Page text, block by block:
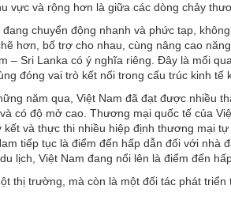
vực và rộng hơn là giữa các dòng chảy
chuyển động nhanh và phức tạp,
hơn, bố trợ cho nhau, cùng nâng cao
– Sri Lanka có ý nghĩa riêng. Đây là mối
đóng vai trò kết nối trong cấu trúc kinh tế
năm qua, Việt Nam đã đạt được nhiều
có độ mở cao. Thương mại quốc tế của
và thực thi nhiều hiệp định thương mại
tiếp tục là điểm đến hấp dẫn đối với nhà
lịch, Việt Nam đang nổi lên là điểm đến
thị trường, mà còn là một đối tác phát